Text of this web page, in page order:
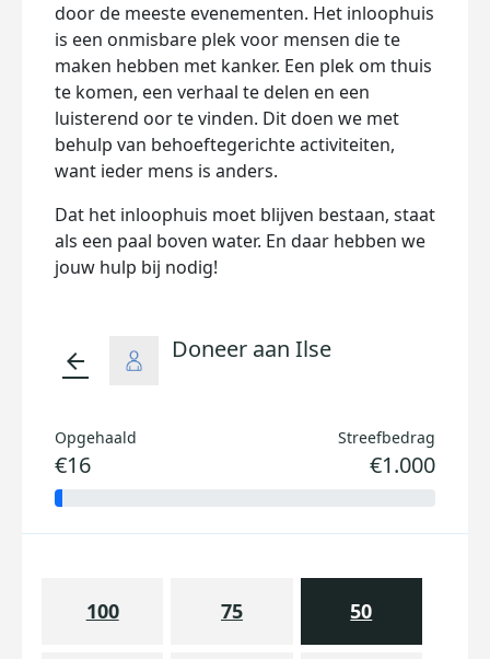
door de meeste evenementen. Het inloophuis
is een onmisbare plek voor mensen die te
maken hebben met kanker. Een plek om thuis
te komen, een verhaal te delen en een
luisterend oor te vinden. Dit doen we met
behulp van behoeftegerichte activiteiten,
want ieder mens is anders.
Dat het inloophuis moet blijven bestaan, staat
als een paal boven water. En daar hebben we
jouw hulp bij nodig!
arrow_back Doneer aan Ilse
Opgehaald
€16
Streefbedrag
€1.000
100 75 50